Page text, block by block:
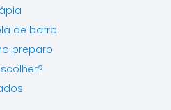
de barro
preparo